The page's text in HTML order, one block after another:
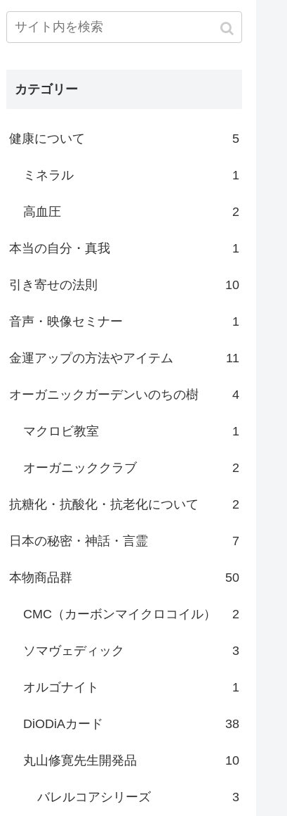
カテゴリー
健康について 5
ミネラル 1
高血圧 2
本当の自分・真我 1
引き寄せの法則 10
音声・映像セミナー 1
金運アップの方法やアイテム 11
オーガニックガーデンいのちの樹 4
マクロビ教室 1
オーガニッククラブ 2
抗糖化・抗酸化・抗老化について 2
日本の秘密・神話・言霊 7
本物商品群 50
CMC（カーボンマイクロコイル） 2
ソマヴェディック 3
オルゴナイト 1
DiODiAカード 38
丸山修寛先生開発品 10
バレルコアシリーズ 3